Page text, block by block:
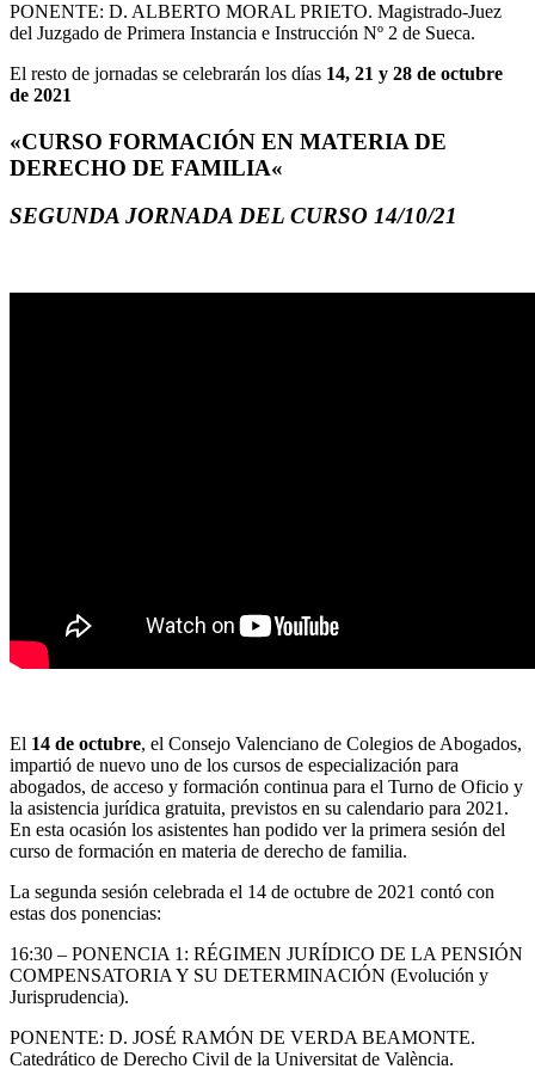
PONENTE: D. ALBERTO MORAL PRIETO. Magistrado-Juez
del Juzgado de Primera Instancia e Instrucción Nº 2 de Sueca.
El resto de jornadas se celebrarán los días 14, 21 y 28 de octubre
de 2021
«CURSO FORMACIÓN EN MATERIA DE
DERECHO DE FAMILIA«
SEGUNDA JORNADA DEL CURSO 14/10/21
El 14 de octubre, el Consejo Valenciano de Colegios de Abogados,
impartió de nuevo uno de los cursos de especialización para
abogados, de acceso y formación continua para el Turno de Oficio y
la asistencia jurídica gratuita, previstos en su calendario para 2021.
En esta ocasión los asistentes han podido ver la primera sesión del
curso de formación en materia de derecho de familia.
La segunda sesión celebrada el 14 de octubre de 2021 contó con
estas dos ponencias:
16:30 – PONENCIA 1: RÉGIMEN JURÍDICO DE LA PENSIÓN
COMPENSATORIA Y SU DETERMINACIÓN (Evolución y
Jurisprudencia).
PONENTE: D. JOSÉ RAMÓN DE VERDA BEAMONTE.
Catedrático de Derecho Civil de la Universitat de València.